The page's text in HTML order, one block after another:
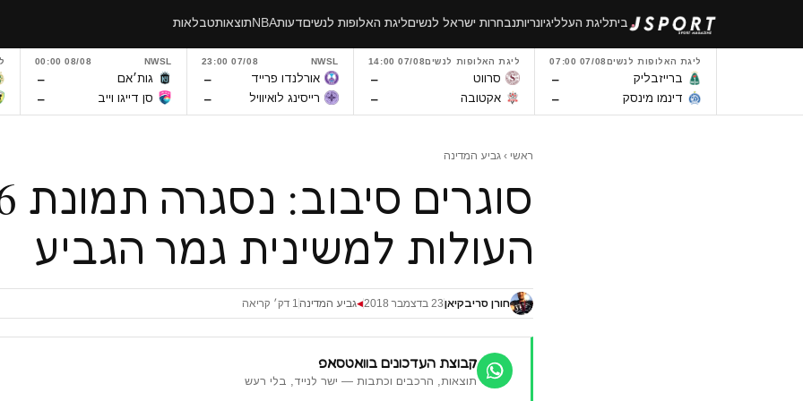
ביתליגת העלליגיונריותנבחרות ישראל לנשיםליגת האלופות לנשיםדעותNBAתוצאותטבלאות
ליגת האלופות לנשים07/08 07:00
ברייזבליק –
דינמו מינסק –
ליגת האלופות לנשים07/08 14:00
סרווט –
אקטובה –
NWSL
07/08 23:00
אורלנדו פרייד –
רייסינג לואיוויל –
NWSL
08/08 00:00
גות׳אם –
סן דייגו וייב –
ראשי › גביע המדינה
העולות למשינית גמר הגביע
חורן סריבקיאן23 בדצמבר 2018 ◀גביע המדינה1 דק׳ קריאה
קבוצת העדכונים בוואטסאפ
תוצאות, הרכבים וכתבות — ישר לנייד, בלי רעש